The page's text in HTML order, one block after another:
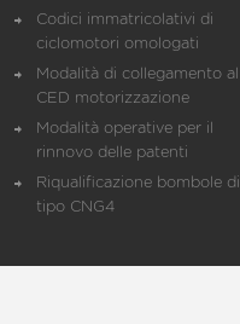
Codici immatricolativi di
ciclomotori omologati
Modalità di collegamento al
CED motorizzazione
Modalità operative per il
rinnovo delle patenti
Riqualificazione bombole di
tipo CNG4